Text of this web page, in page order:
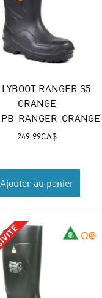
RANGER S5
ORANGE
PB-RANGER-ORANGE
CA$
249.99
Ajouter au panier